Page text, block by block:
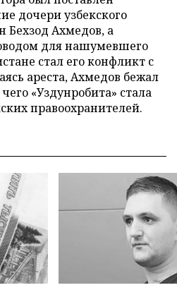
дочери узбекского
Бехзод Ахмедов, а
для нашумевшего
стал его конфликт с
ареста, Ахмедов бежал
«Уздунробита» стала
правоохранителей.